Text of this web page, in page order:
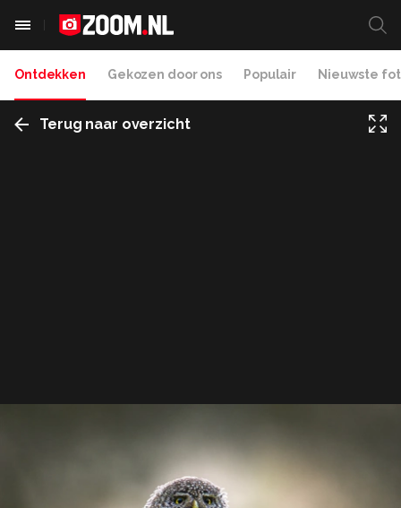
Ontdekken Gekozen door ons Populair Nieuwste
Terug naar overzicht